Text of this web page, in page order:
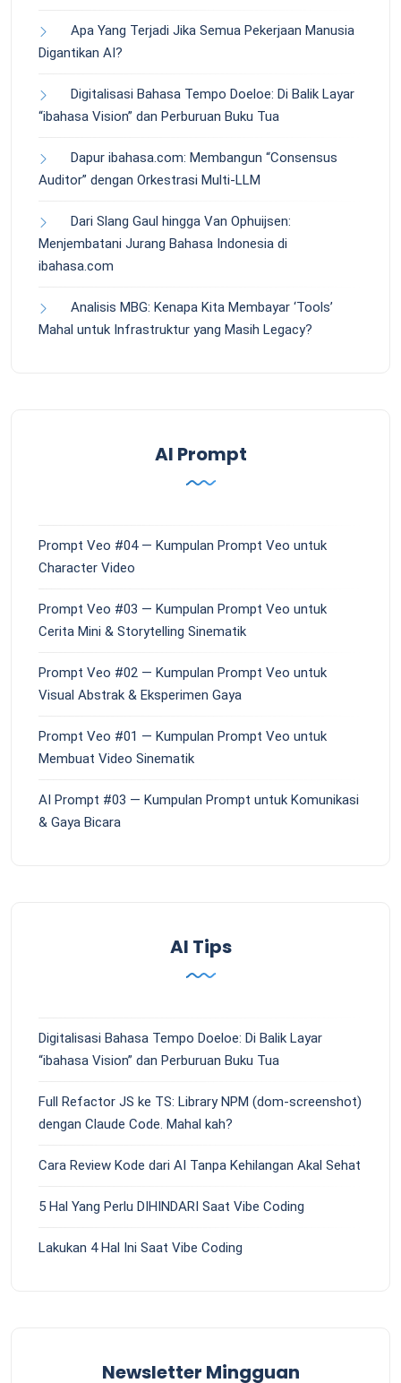
Apa Yang Terjadi Jika Semua Pekerjaan Manusia
Digantikan AI?
Digitalisasi Bahasa Tempo Doeloe: Di Balik Layar
“ibahasa Vision” dan Perburuan Buku Tua
Dapur ibahasa.com: Membangun “Consensus
Auditor” dengan Orkestrasi Multi-LLM
Dari Slang Gaul hingga Van Ophuijsen:
Menjembatani Jurang Bahasa Indonesia di
ibahasa.com
Analisis MBG: Kenapa Kita Membayar ‘Tools’
Mahal untuk Infrastruktur yang Masih Legacy?
AI Prompt
Prompt Veo #04 — Kumpulan Prompt Veo untuk
Character Video
Prompt Veo #03 — Kumpulan Prompt Veo untuk
Cerita Mini & Storytelling Sinematik
Prompt Veo #02 — Kumpulan Prompt Veo untuk
Visual Abstrak & Eksperimen Gaya
Prompt Veo #01 — Kumpulan Prompt Veo untuk
Membuat Video Sinematik
AI Prompt #03 — Kumpulan Prompt untuk Komunikasi
& Gaya Bicara
AI Tips
Digitalisasi Bahasa Tempo Doeloe: Di Balik Layar
“ibahasa Vision” dan Perburuan Buku Tua
Full Refactor JS ke TS: Library NPM (dom-screenshot)
dengan Claude Code. Mahal kah?
Cara Review Kode dari AI Tanpa Kehilangan Akal Sehat
5 Hal Yang Perlu DIHINDARI Saat Vibe Coding
Lakukan 4 Hal Ini Saat Vibe Coding
Newsletter Mingguan